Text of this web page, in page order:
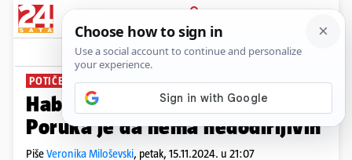
PRIJAVA
News Komentari
POTIČE RAD INSTITUCIJA
Habijan ogorčen i razočaran:
Poruka je da nema nedodirljivih
PišeVeronika Miloševski, petak, 15.11.2024. u 21:07